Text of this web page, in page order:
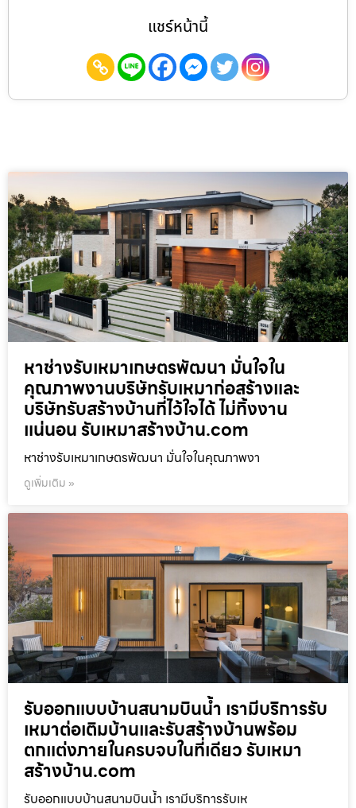
แชร์หน้านี้
หาช่างรับเหมาเกษตรพัฒนา มั่นใจใน
คุณภาพงานบริษัทรับเหมาก่อสร้างและ
บริษัทรับสร้างบ้านที่ไว้ใจได้ ไม่ทิ้งงาน
แน่นอน รับเหมาสร้างบ้าน.com
หาช่างรับเหมาเกษตรพัฒนา มั่นใจในคุณภาพงา
ดูเพิ่มเติม »
รับออกแบบบ้านสนามบินน้ำ เรามีบริการรับ
เหมาต่อเติมบ้านและรับสร้างบ้านพร้อม
ตกแต่งภายในครบจบในที่เดียว รับเหมา
สร้างบ้าน.com
รับออกแบบบ้านสนามบินน้ำ เรามีบริการรับเห